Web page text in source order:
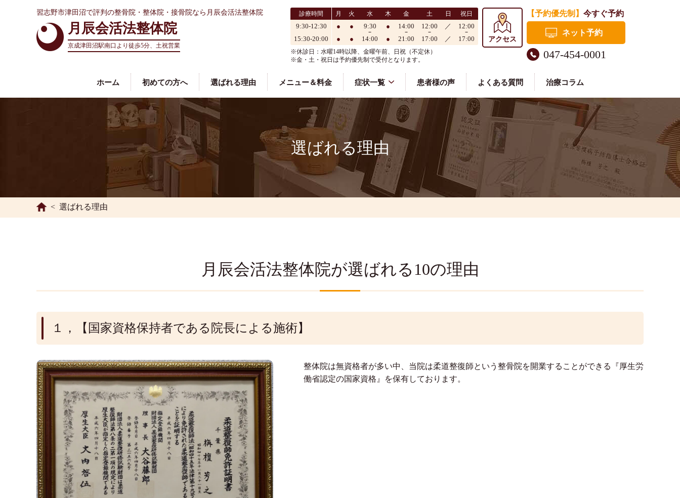
習志野市津田沼で評判の整骨院・整体院・接骨院なら月辰会活法整体院
月辰会活法整体院
京成津田沼駅南口より 徒歩5分、土祝営業
診療時間 月 火 水 木 金 土 日 祝日
9:30-12:30 ● ● 9:30 ● 14:00 12:00 ／
12:00
15:30-20:00
● ● 14:00 ● 21:00 17:00 ／ 17:00
※休診日：水曜14時以降、金曜午前、日祝（不定休）
※金・土・祝日は予約優先制で受付となります。
アクセス
【予約優先制】 今すぐ予約
ネット予約
047-454-0001
ホーム 初めての方へ 選ばれる理由 メニュー＆料金 症状一覧 患者様の声 よくある質問 治療コラム
選ばれる理由
選ばれる理由
月辰会活法整体院が選ばれる10の理由
１，【国家資格保持者である院長による施術】
整体院は無資格者が多い中、当院は柔道整復師という整骨院を開業することができる『厚生労
働省認定の国家資格』を保有しております。